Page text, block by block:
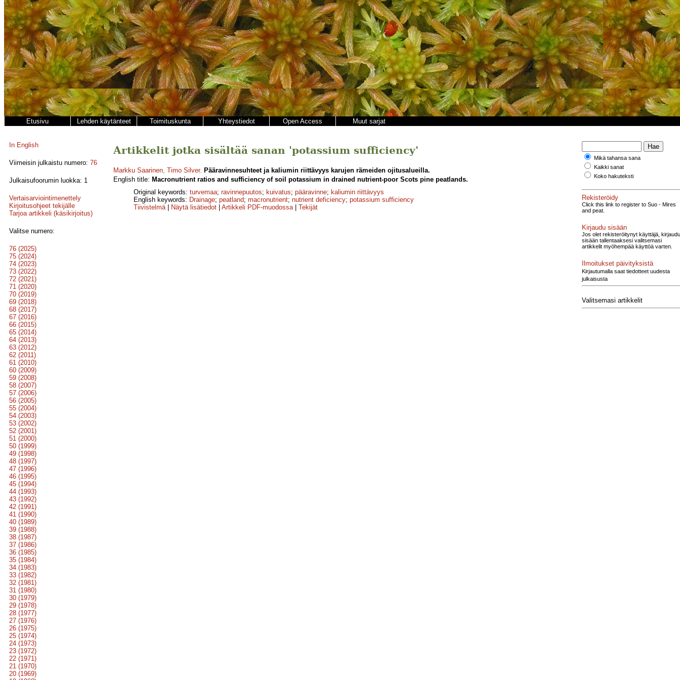
Etusivu Lehden käytänteet Toimituskunta Yhteystiedot Open Access Muut sarjat
In English
Viimeisin julkaistu numero: 76
Julkaisufoorumin luokka: 1
Vertaisarviointimenettely
Kirjoitusohjeet tekijälle
Tarjoa artikkeli (käsikirjoitus)
Valitse numero:
76 (2025)
75 (2024)
74 (2023)
73 (2022)
72 (2021)
71 (2020)
70 (2019)
69 (2018)
68 (2017)
67 (2016)
66 (2015)
65 (2014)
64 (2013)
63 (2012)
62 (2011)
61 (2010)
60 (2009)
59 (2008)
58 (2007)
57 (2006)
56 (2005)
55 (2004)
54 (2003)
53 (2002)
52 (2001)
51 (2000)
50 (1999)
49 (1998)
48 (1997)
47 (1996)
46 (1995)
45 (1994)
44 (1993)
43 (1992)
42 (1991)
41 (1990)
40 (1989)
39 (1988)
38 (1987)
37 (1986)
36 (1985)
35 (1984)
34 (1983)
33 (1982)
32 (1981)
31 (1980)
30 (1979)
29 (1978)
28 (1977)
27 (1976)
26 (1975)
25 (1974)
24 (1973)
23 (1972)
22 (1971)
21 (1970)
20 (1969)
Artikkelit jotka sisältää sanan 'potassium sufficiency'
Markku Saarinen, Timo Silver. Pääravinnesuhteet ja kaliumin riittävyys karujen rämeiden ojitusalueilla.
English title: Macronutrient ratios and sufficiency of soil potassium in drained nutrient-poor Scots pine peatlands.
Original keywords: turvemaa; ravinnepuutos; kuivatus; pääravinne; kaliumin riittävyys
English keywords: Drainage; peatland; macronutrient; nutrient deficiency; potassium sufficiency
Tiivistelmä| Näytä lisätiedot Artikkeli PDF-muodossa| Tekijät
Mikä tahansa sana
Kaikki sanat
Koko hakuteksti
Rekisteröidy
Click this link to register to Suo - Mires
and peat.
Kirjaudu sisään
Jos olet rekisteröitynyt käyttäjä, kirjaudu
sisään tallentaaksesi valitsemasi
artikkelit myöhempää käyttöä varten.
Ilmoitukset päivityksistä
Kirjautumalla saat tiedotteet uudesta
julkaisusta
Valitsemasi artikkelit